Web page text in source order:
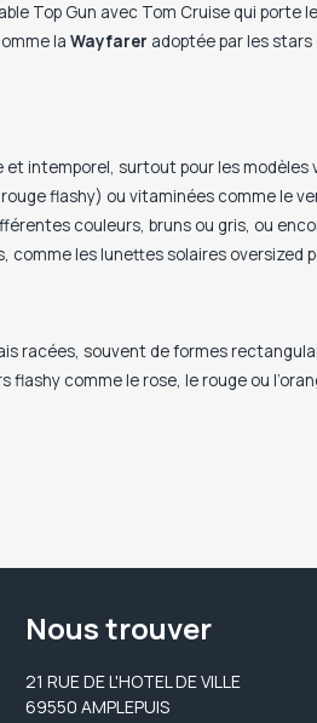
Top Gun avec Tom Cruise qui porte
la Wayfarer adoptée par les
intemporel, surtout pour les modèles
flashy) ou vitaminées comme le
couleurs, bruns ou gris, ou
les lunettes solaires oversized
racées, souvent de formes
comme le rose, le rouge ou
Nous trouver
21 RUE DE L'HOTEL DE VILLE
69550 AMPLEPUIS